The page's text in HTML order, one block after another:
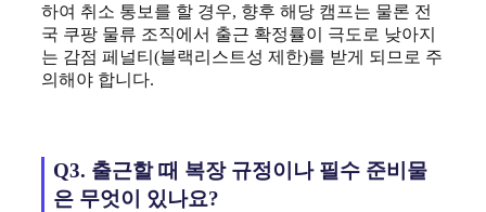
하여 취소 통보를 할 경우, 향후 해당 캠프는 물론 전
국 쿠팡 물류 조직에서 출근 확정률이 극도로 낮아지
는 감점 페널티(블랙리스트성 제한)를 받게 되므로 주
의해야 합니다.
Q3. 출근할 때 복장 규정이나 필수 준비물
은 무엇이 있나요?